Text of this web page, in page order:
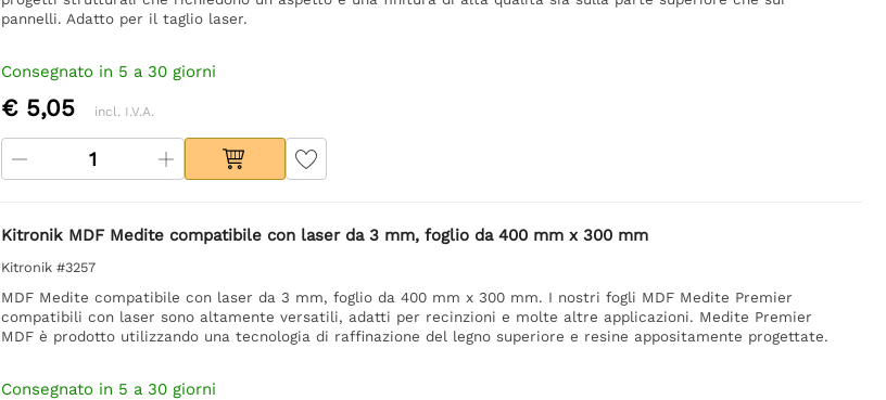
pannelli. Adatto per il taglio laser.
Consegnato in 5 a 30 giorni
€ 5,05 incl. I.V.A.
Kitronik MDF Medite compatibile con laser da 3 mm, foglio da 400 mm x 300 mm
Kitronik #3257
MDF Medite compatibile con laser da 3 mm, foglio da 400 mm x 300 mm. I nostri fogli MDF Medite Premier
compatibili con laser sono altamente versatili, adatti per recinzioni e molte altre applicazioni. Medite Premier
MDF è prodotto utilizzando una tecnologia di raffinazione del legno superiore e resine appositamente progettate.
Consegnato in 5 a 30 giorni